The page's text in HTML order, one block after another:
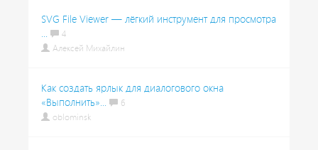
SVG File Viewer — лёгкий инструмент для просмотра
...
4
Алексей Михайлин
Как создать ярлык для диалогового окна
«Выполнить»...
6
oblominsk